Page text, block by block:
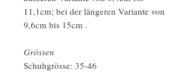
11,1cm; bei der längeren Variante von
9,6cm bis 15cm .
Grössen
Schuhgrösse: 35-46